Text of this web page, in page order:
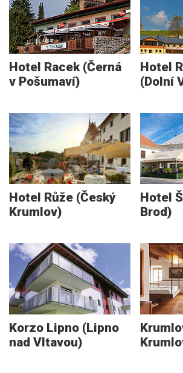
Hotel Racek (Černá
v Pošumaví)
Hotel
(Dolní
Hotel Růže (Český
Krumlov)
Hotel
Brod)
Korzo Lipno (Lipno
nad Vltavou)